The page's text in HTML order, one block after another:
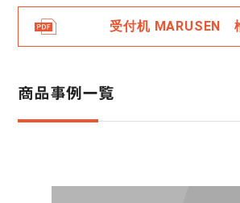
受付机 MARUSEN
商品事例一覧